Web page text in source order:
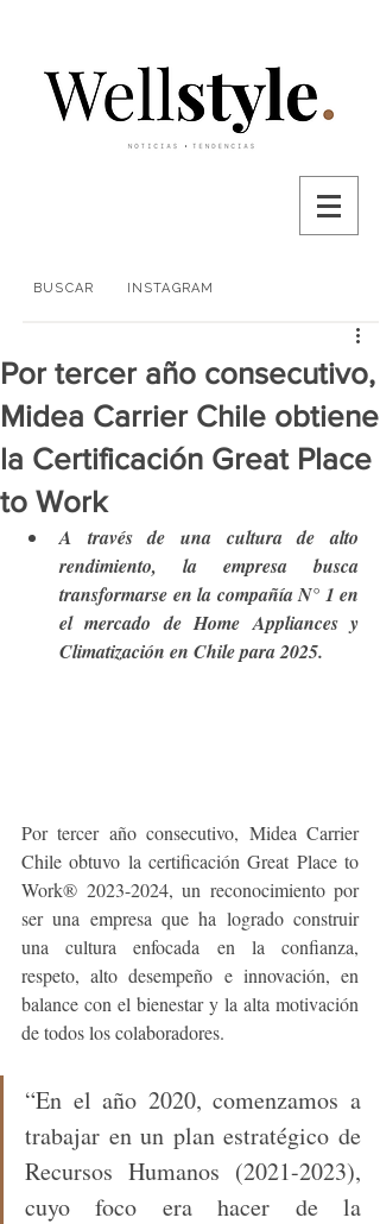
BUSCAR INSTAGRAM
Por tercer año consecutivo,
Midea Carrier Chile obtiene
la Certificación Great Place
to Work
A través de una cultura de alto
rendimiento, la empresa busca
transformarse en la compañía N° 1 en
el mercado de Home Appliances y
Climatización en Chile para 2025.
Por tercer año consecutivo, Midea Carrier
Chile obtuvo la certificación Great Place to
Work® 2023-2024, un reconocimiento por
ser una empresa que ha logrado construir
una cultura enfocada en la confianza,
respeto, alto desempeño e innovación, en
balance con el bienestar y la alta motivación
de todos los colaboradores.
“En el año 2020, comenzamos a
trabajar en un plan estratégico de
Recursos Humanos (2021-2023),
cuyo foco era hacer de la